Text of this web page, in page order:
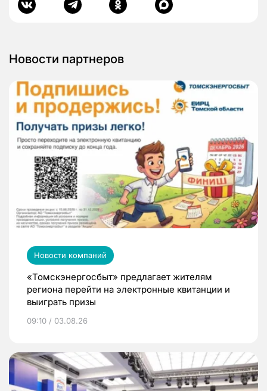
Новости партнеров
Новости компаний
«Томскэнергосбыт» предлагает жителям
региона перейти на электронные квитанции и
выиграть призы
09:10 / 03.08.26